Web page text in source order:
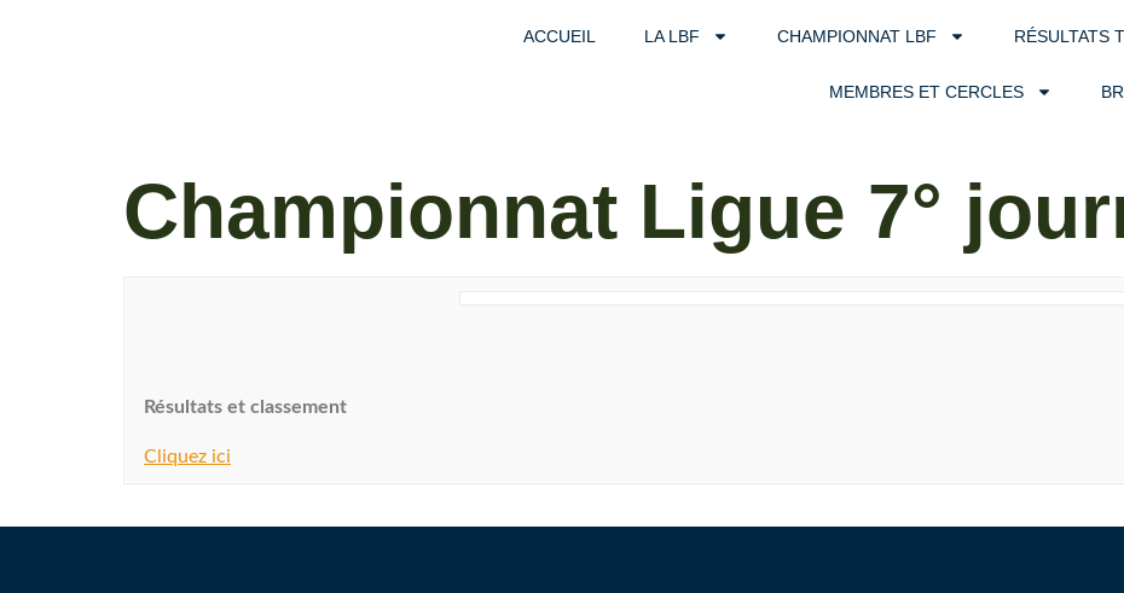
ACCUEIL LA LBF CHAMPIONNAT LBF RÉSULTATS
MEMBRES ET CERCLES
Championnat Ligue 7°
Résultats et classement
Cliquez ici